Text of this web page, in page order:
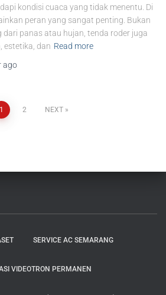
kondisi cuaca yang tidak menentu. Di
peran yang sangat penting. Bukan
dari panas atau hujan, tenda roder juga
estetika, dan Read more
ago
1 2 NEXT
SERVICE AC SEMARANG
VIDEOTRON PERMANEN